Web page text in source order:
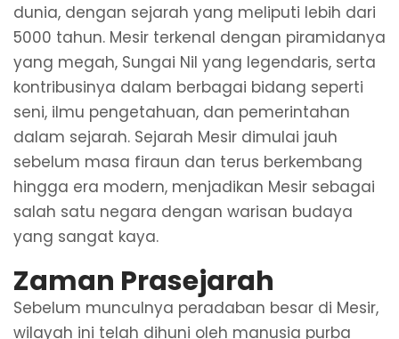
dunia, dengan sejarah yang meliputi lebih dari
5000 tahun. Mesir terkenal dengan piramidanya
yang megah, Sungai Nil yang legendaris, serta
kontribusinya dalam berbagai bidang seperti
seni, ilmu pengetahuan, dan pemerintahan
dalam sejarah. Sejarah Mesir dimulai jauh
sebelum masa firaun dan terus berkembang
hingga era modern, menjadikan Mesir sebagai
salah satu negara dengan warisan budaya
yang sangat kaya.
Zaman Prasejarah
Sebelum munculnya peradaban besar di Mesir,
wilayah ini telah dihuni oleh manusia purba